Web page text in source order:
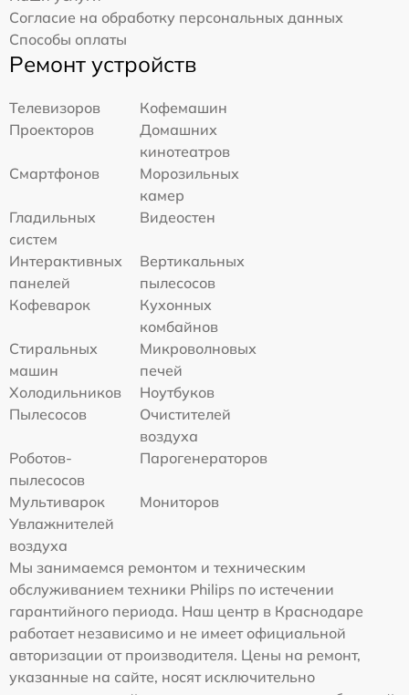
Согласие на обработку персональных данных
Способы оплаты
Ремонт устройств
Телевизоров
Кофемашин
Проекторов
Домашних
кинотеатров
Смартфонов
Морозильных
камер
Гладильных
систем
Видеостен
Интерактивных
панелей
Вертикальных
пылесосов
Кофеварок
Кухонных
комбайнов
Стиральных
машин
Микроволновых
печей
Холодильников
Ноутбуков
Пылесосов
Очистителей
воздуха
Роботов-
пылесосов
Парогенераторов
Мультиварок
Мониторов
Увлажнителей
воздуха
Мы занимаемся ремонтом и техническим
обслуживанием техники Philips по истечении
гарантийного периода. Наш центр в Краснодаре
работает независимо и не имеет официальной
авторизации от производителя. Цены на ремонт,
указанные на сайте, носят исключительно